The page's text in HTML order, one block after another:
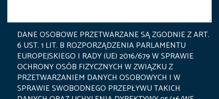
DANE OSOBOWE PRZETWARZANE SĄ ZGODNIE Z ART.
6 UST. 1 LIT. B ROZPORZĄDZENIA PARLAMENTU
EUROPEJSKIEGO I RADY (UE) 2016/679 W SPRAWIE
OCHRONY OSÓB FIZYCZNYCH W ZWIĄZKU Z
PRZETWARZANIEM DANYCH OSOBOWYCH I W
SPRAWIE SWOBODNEGO PRZEPŁYWU TAKICH